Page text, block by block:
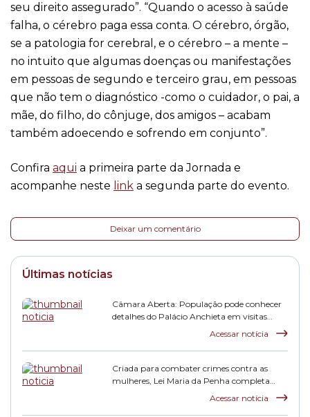
seu direito assegurado”. “Quando o acesso à saúde
falha, o cérebro paga essa conta. O cérebro, órgão,
se a patologia for cerebral, e o cérebro – a mente –
no intuito que algumas doenças ou manifestações
em pessoas de segundo e terceiro grau, em pessoas
que não tem o diagnóstico -como o cuidador, o pai, a
mãe, do filho, do cônjuge, dos amigos – acabam
também adoecendo e sofrendo em conjunto”.
Confira aqui a primeira parte da Jornada e
acompanhe neste link a segunda parte do evento.
Deixar um comentário
Últimas notícias
Câmara Aberta: População pode conhecer
detalhes do Palácio Anchieta em visitas
Acessar notícia
Criada para combater crimes contra as
mulheres, Lei Maria da Penha completa
Acessar notícia